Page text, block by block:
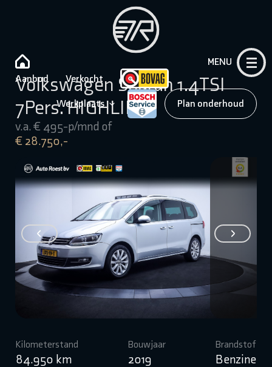
Aanbod Verkocht
Werkplaats Plan onderhoud
MENU
Volkswagen Sharan 1.4TSI
7Pers. HIGHLINE
v.a. € 495-p/mnd of
€ 28.750,-
Kilometerstand
84.950 km
Bouwjaar
2019
Brandstof
Benzine